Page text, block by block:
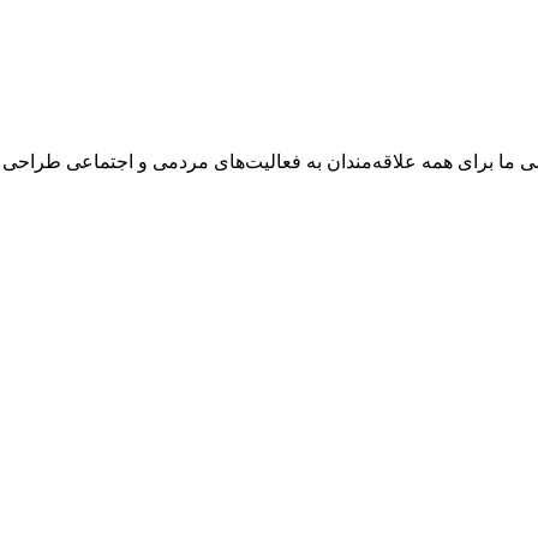
ما برای همه علاقه‌مندان به فعالیت‌های مردمی و اجتماعی